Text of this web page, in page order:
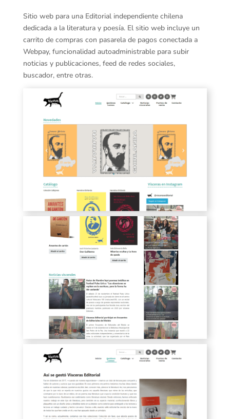
Sitio web para una Editorial independiente chilena
dedicada a la literatura y poesía. El sitio web incluye un
carrito de compras con pasarela de pagos conectada a
Webpay, funcionalidad autoadministrable para subir
noticias y publicaciones, feed de redes sociales,
buscador, entre otras.